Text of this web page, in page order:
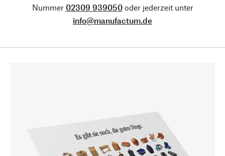
Nummer 02309 939050oder jederzeit unter
info@manufactum.de